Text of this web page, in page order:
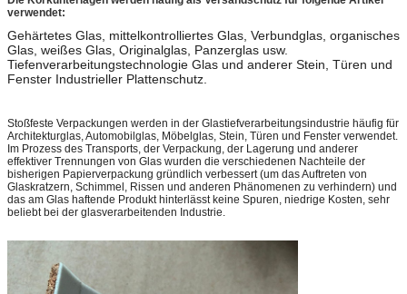
verwendet:
Gehärtetes Glas, mittelkontrolliertes Glas, Verbundglas, organisches
Glas, weißes Glas, Originalglas, Panzerglas usw.
Tiefenverarbeitungstechnologie Glas und anderer Stein, Türen und
Fenster Industrieller Plattenschutz.
Stoßfeste Verpackungen werden in der Glastiefverarbeitungsindustrie häufig für
Architekturglas, Automobilglas, Möbelglas, Stein, Türen und Fenster verwendet.
Im Prozess des Transports, der Verpackung, der Lagerung und anderer
effektiver Trennungen von Glas wurden die verschiedenen Nachteile der
bisherigen Papierverpackung gründlich verbessert (um das Auftreten von
Glaskratzern, Schimmel, Rissen und anderen Phänomenen zu verhindern) und
das am Glas haftende Produkt hinterlässt keine Spuren, niedrige Kosten, sehr
beliebt bei der glasverarbeitenden Industrie.